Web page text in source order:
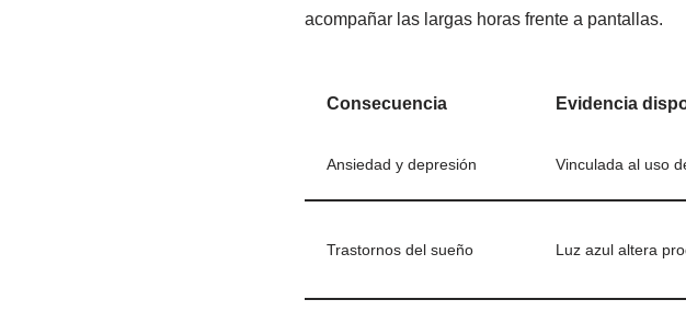
acompañar las largas horas frente a pantallas.
Consecuencia Evidencia
Ansiedad y depresión Vinculada al uso
Trastornos del sueño Luz azul altera